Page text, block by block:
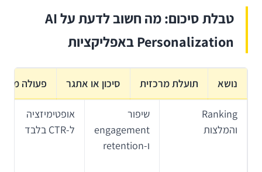
טבלת סיכום: מה חשוב לדעת על AI
Personalization באפליקציות
נושא תועלת מרכזית סיכון או אתגר פעולה
Ranking
והמלצות
שיפור
engagement
ו-retention
אופטימיזציה
ל-CTR בלבד